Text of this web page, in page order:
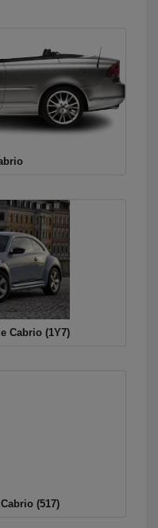
Cabrio (1Y7)
(517)